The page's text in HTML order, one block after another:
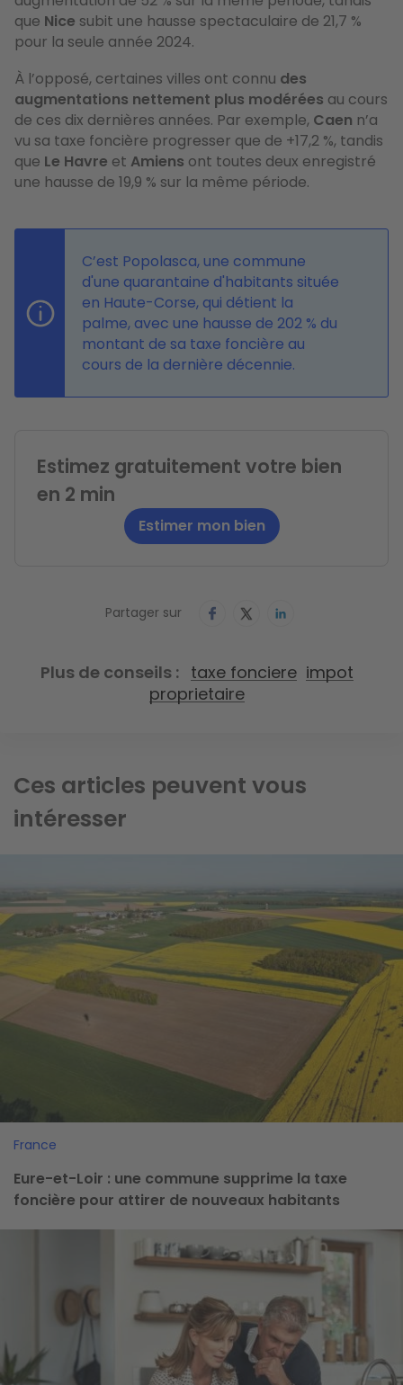
que Nice subit une hausse spectaculaire de 21,7 %
pour la seule année 2024.
À l’opposé, certaines villes ont connu des
augmentations nettement plus modérées au cours
de ces dix dernières années. Par exemple, Caen n’a
vu sa taxe foncière progresser que de +17,2 %, tandis
que Le Havre et Amiens ont toutes deux enregistré
une hausse de 19,9 % sur la même période.
C’est Popolasca, une commune
d'une quarantaine d'habitants située
en Haute-Corse, qui détient la
palme, avec une hausse de 202 % du
montant de sa taxe foncière au
cours de la dernière décennie.
Estimez gratuitement votre bien
en 2 min
Estimer mon bien
Partager sur
Plus de conseils taxe fonciere impot
proprietaire
Ces articles peuvent vous
intéresser
France
Eure-et-Loir : une commune supprime la taxe
foncière pour attirer de nouveaux habitants